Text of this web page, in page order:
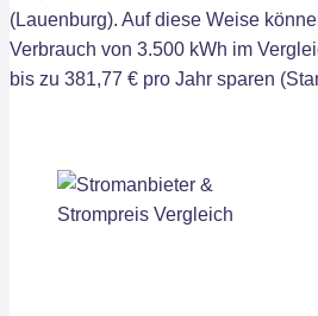
(Lauenburg). Auf diese Weise
Verbrauch von 3.500 kWh im
bis zu 381,77 € pro Jahr sparen